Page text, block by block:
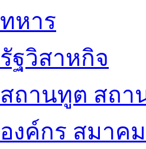
ทหาร
รัฐวิสาหกิจ
สถานทูต สถา
องค์กร สมาค